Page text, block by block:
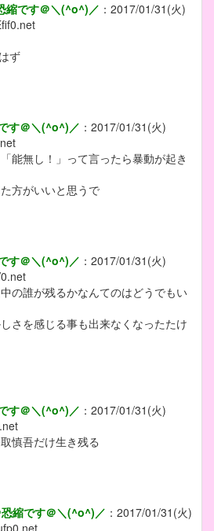
縮です＠＼(^o^)／ ： 2017/01/31(火)
ず
す＠＼(^o^)／ ： 2017/01/31(火)
能無し！」って言ったら暴動が起き
方がいいと思うで
す＠＼(^o^)／ ： 2017/01/31(火)
の誰が残るかなんてのはどうでもい
さを感じる事も出来なくなったたけ
す＠＼(^o^)／ ： 2017/01/31(火)
慎吾だけ生き残る
縮です＠＼(^o^)／ ： 2017/01/31(火)